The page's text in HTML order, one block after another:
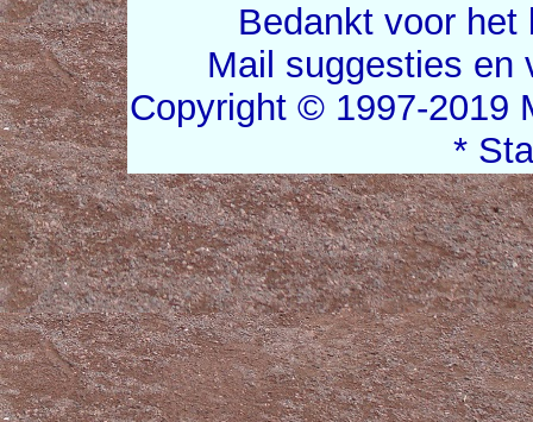
Bedankt voor
Mail suggesties en
Copyright © 1997-2019
*